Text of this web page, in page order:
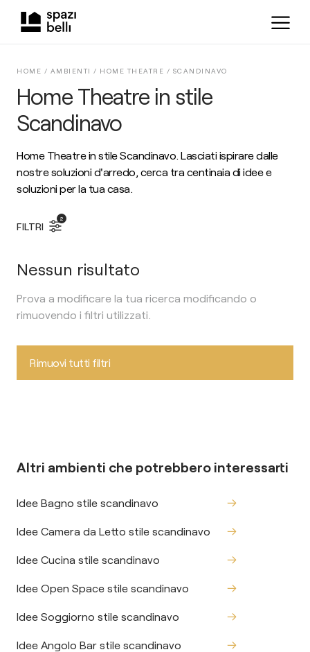
Home Theatre in stile
Scandinavo
HOME / AMBIENTI / HOME THEATRE / SCANDINAVO
Home Theatre in stile Scandinavo. Lasciati ispirare dalle
nostre soluzioni d'arredo, cerca tra centinaia di idee e
soluzioni per la tua casa.
FILTRI
2
Nessun risultato
Prova a modificare la tua ricerca modificando o
rimuovendo i filtri utilizzati.
Rimuovi tutti filtri
Altri ambienti che potrebbero interessarti
Idee Bagno stile scandinavo
Idee Camera da Letto stile scandinavo
Idee Cucina stile scandinavo
Idee Open Space stile scandinavo
Idee Soggiorno stile scandinavo
Idee Angolo Bar stile scandinavo